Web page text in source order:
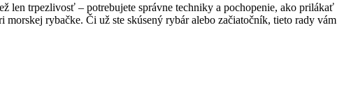
len trpezlivosť – potrebujete správne techniky a pochopenie, ako prilákať
rybačke. Či už ste skúsený rybár alebo začiatočník, tieto rady vám